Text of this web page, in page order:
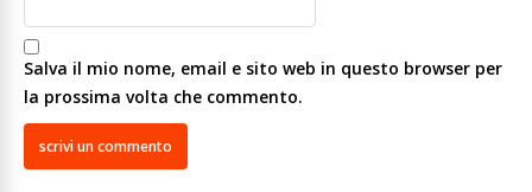
Salva il mio nome, email e sito web in questo browser per
la prossima volta che commento.